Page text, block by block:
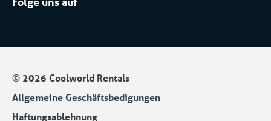
© 2026 Coolworld Rentals
Allgemeine Geschäftsbedigungen
Haftungsablehnung